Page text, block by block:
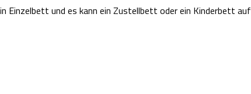
Einzelbett und es kann ein Zustellbett oder ein Kinderbett auf